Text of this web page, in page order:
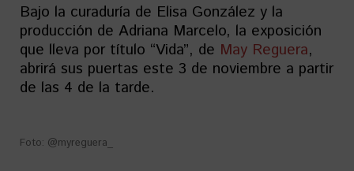
Bajo la curaduría de Elisa González y la
producción de Adriana Marcelo, la exposición
que lleva por título “Vida”, de May Reguera,
abrirá sus puertas este 3 de noviembre a partir
de las 4 de la tarde.
Foto: @myreguera_